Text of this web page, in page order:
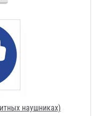
наушниках)